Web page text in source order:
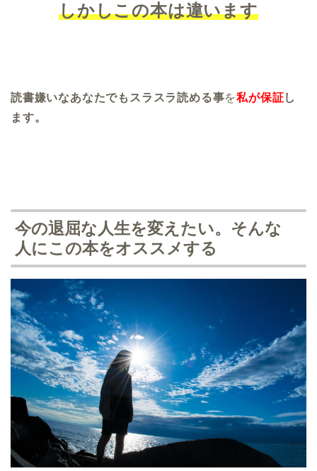
しかしこの本は違います
読書嫌いなあなたでもスラスラ読める事を私が保証し
ます。
今の退屈な人生を変えたい。そんな
人にこの本をオススメする